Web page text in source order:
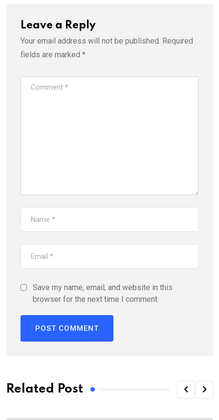
Leave a Reply
Your email address will not be published. Required
fields are marked *
Save my name, email, and website in this
browser for the next time I comment.
Related Post